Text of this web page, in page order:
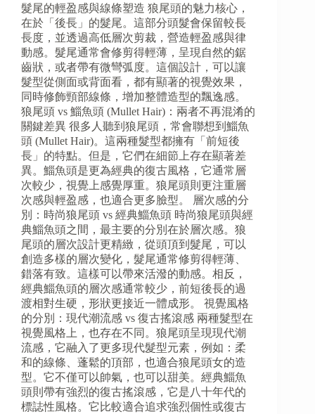
髮尾的輕盈感與線條塑造 狼尾頭的魅力核心，
在於「後長」的髮尾。這部分頭髮會保留較長
長度，並透過高低層次剪裁，營造輕盈感與律
動感。髮尾通常會修剪得輕薄，呈現自然的鋸
齒狀，或者帶有微彎弧度。這個設計，可以讓
髮型從側面或背面看，都有顯著的視覺效果，
同時修飾頸部線條，增加整體造型的飄逸感。
狼尾頭 vs 鯔魚頭 (Mullet Hair)：兩者不再混淆的
關鍵差異 很多人聽到狼尾頭，常會聯想到鯔魚
頭 (Mullet Hair)。這兩種髮型都擁有「前短後
長」的特點。但是，它們在細節上存在顯著差
異。鯔魚頭是更為經典的復古風格，它通常層
次較少，視覺上感覺厚重。狼尾頭則更注重層
次感與輕盈感，也適合更多臉型。 層次感的分
別：時尚狼尾頭 vs 經典鯔魚頭 時尚狼尾頭與經
典鯔魚頭之間，最主要的分別在於層次感。狼
尾頭的層次設計更精緻，從頭頂到髮尾，可以
創造多樣的層次變化，髮尾通常修剪得輕薄、
錯落有致。這樣可以帶來活潑的動感。相反，
經典鯔魚頭的層次感通常較少，前短後長的過
渡相對生硬，形狀更接近一體成形。 視覺風格
的分別：現代潮流感 vs 復古搖滾感 兩種髮型在
視覺風格上，也存在不同。狼尾頭呈現現代潮
流感，它融入了更多現代髮型元素，例如：柔
和的線條、蓬鬆的頂部，也適合狼尾頭女的造
型。它不僅可以帥氣，也可以甜美。經典鯔魚
頭則帶有強烈的復古搖滾感，它是八十年代的
標誌性風格。它比較適合追求強烈個性或復古